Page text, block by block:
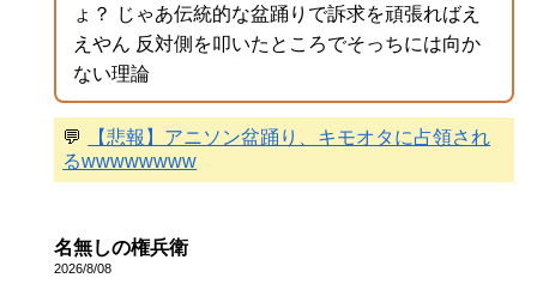
ょ？ じゃあ伝統的な盆踊りで訴求を頑張ればえ
えやん 反対側を叩いたところでそっちには向か
ない理論
💬
【悲報】アニソン盆踊り、キモオタに占領され
るwwwwwwww
名無しの権兵衛
2026/8/08